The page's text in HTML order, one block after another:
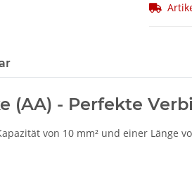
(AA) - Perfekte
von 10 mm² und einer